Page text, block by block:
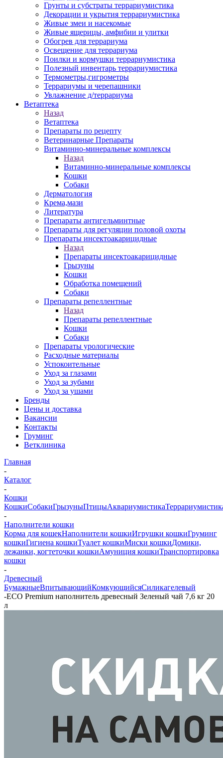
Грунты и субстраты террариумистика
Декорации и укрытия террариумистика
Живые змеи и насекомые
Живые ящерицы, амфибии и улитки
Обогрев для террариума
Освещение для террариума
Поилки и кормушки террариумистика
Полезный инвентарь террариумистика
Термометры,гигрометры
Террариумы и черепашники
Увлажнение д/террариума
Ветаптека
Назад
Ветаптека
Препараты по рецепту
Ветеринарные Препараты
Витаминно-минеральные комплексы
Назад
Витаминно-минеральные комплексы
Кошки
Собаки
Дерматология
Крема,мази
Литература
Препараты антигельминтные
Препараты для регуляции половой охоты
Препараты инсектоакарицидные
Назад
Препараты инсектоакарицидные
Грызуны
Кошки
Обработка помещений
Собаки
Препараты репеллентные
Назад
Препараты репеллентные
Кошки
Собаки
Препараты урологические
Расходные материалы
Успокоительные
Уход за глазами
Уход за зубами
Уход за ушами
Бренды
Цены и доставка
Вакансии
Контакты
Груминг
Ветклиника
Главная
-
Каталог
-
Кошки
КошкиСобакиГрызуныПтицыАквариумистика
-
Наполнители кошки
Корма для кошекНаполнители кошкиИгрушки кошкиГруминг
кошкиГигиена кошкиТуалет кошкиМиски кошкиДомики,
лежанки, когтеточки кошкиАмуниция кошкиТранспортировка
кошки
-
Древесный
БумажныеВпитывающийКомкующийсяСиликагелевый
-ECO Premium наполнитель древесный Зеленый чай 7,6 кг 20
л